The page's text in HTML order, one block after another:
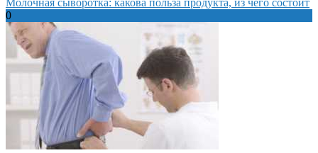
Молочная сыворотка: какова польза продукта, из чего состоит
0